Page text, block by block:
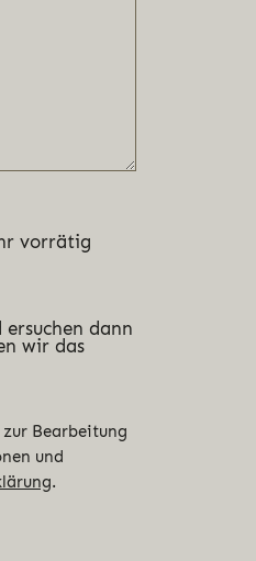
vorrätig
dann
wir das
Bearbeitung
und
.